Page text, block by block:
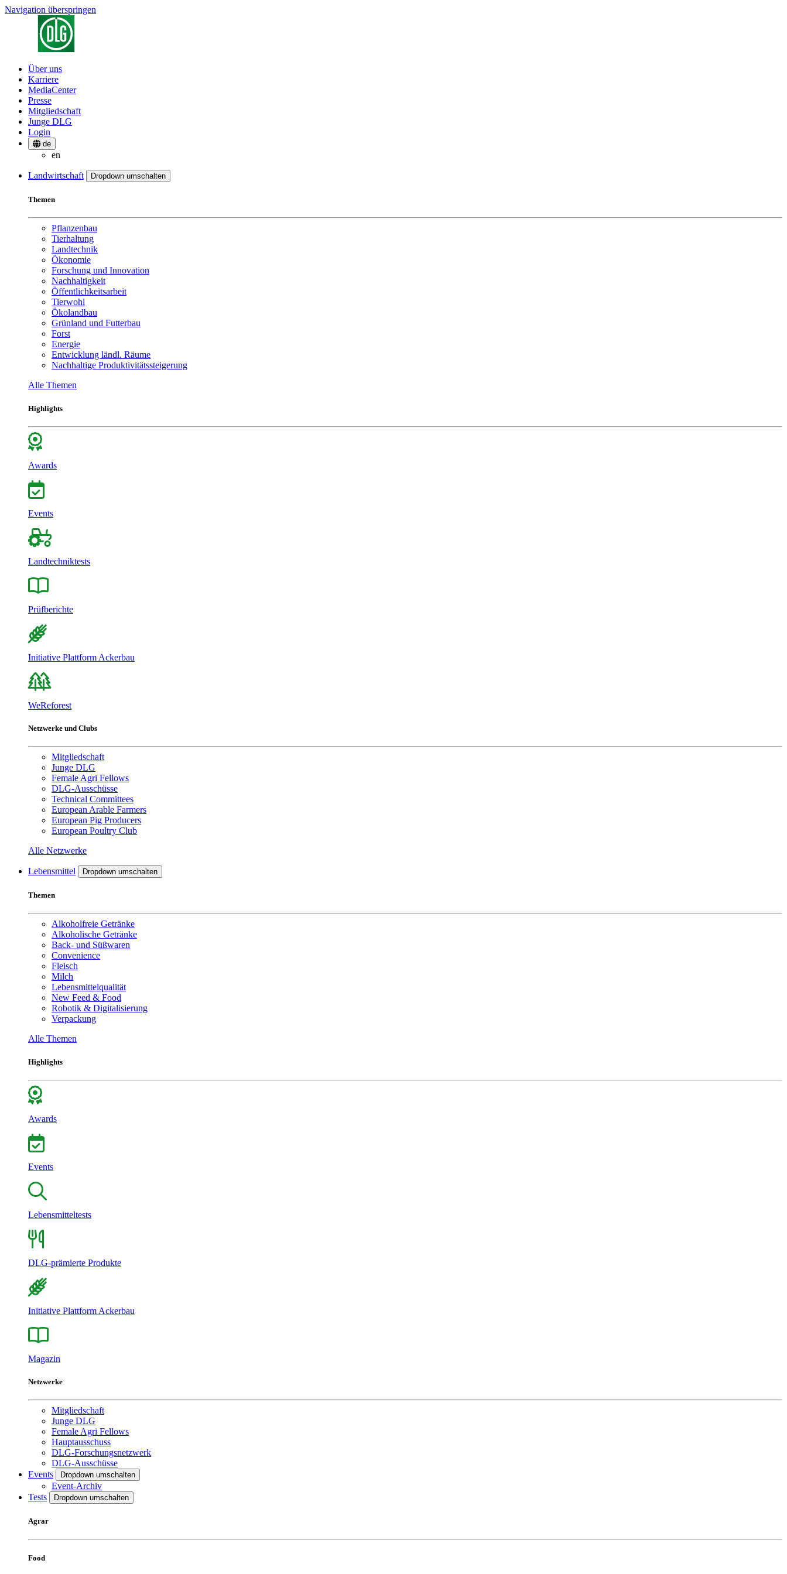
Navigation überspringen
Über uns
Karriere
MediaCenter
Presse
Mitgliedschaft
Junge DLG
Login
de
en
Landwirtschaft Dropdown umschalten
Themen
Pflanzenbau
Tierhaltung
Landtechnik
Ökonomie
Forschung und Innovation
Nachhaltigkeit
Öffentlichkeitsarbeit
Tierwohl
Ökolandbau
Grünland und Futterbau
Forst
Energie
Entwicklung ländl. Räume
Nachhaltige Produktivitätssteigerung
Alle Themen
Highlights
Awards
Events
Landtechniktests
Prüfberichte
Initiative Plattform Ackerbau
WeReforest
Netzwerke und Clubs
Mitgliedschaft
Junge DLG
Female Agri Fellows
DLG-Ausschüsse
Technical Committees
European Arable Farmers
European Pig Producers
European Poultry Club
Alle Netzwerke
Lebensmittel Dropdown umschalten
Themen
Alkoholfreie Getränke
Alkoholische Getränke
Back- und Süßwaren
Convenience
Fleisch
Milch
Lebensmittelqualität
New Feed & Food
Robotik & Digitalisierung
Verpackung
Alle Themen
Highlights
Awards
Events
Lebensmitteltests
DLG-prämierte Produkte
Initiative Plattform Ackerbau
Magazin
Netzwerke
Mitgliedschaft
Junge DLG
Female Agri Fellows
Hauptausschuss
DLG-Forschungsnetzwerk
DLG-Ausschüsse
Events
Dropdown umschalten
Event-Archiv
Tests
Dropdown umschalten
Agrar
Food